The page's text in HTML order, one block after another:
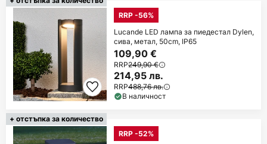
RRP -56%
Lucande LED лампа за пиедестал Dylen,
сива, метал, 50cm, IP65
109,90 €
RRP249,90 €
214,95 лв.
RRP488,76 лв.
В наличност
+ отстъпка за количество
RRP -52%